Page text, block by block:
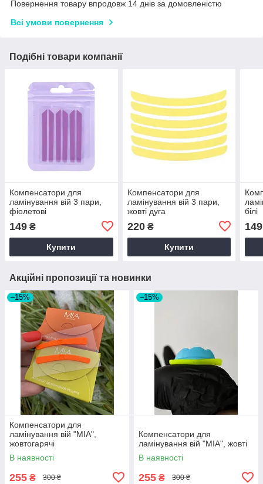
Повернення товару впродовж 14 днів за домовленістю
Всі умови повернення
Подібні товари компанії
Компенсатори для
ламінування вій 3 пари,
фіолетові
149 ₴
Купити
Компенсатори для
ламінування вій 3 пари,
жовті дуга
220₴
Купити
білі
149
Акційні пропозиції та новинки
–15%
Компенсатори для
ламінування вій "MIA",
жовтогарячі
В наявності
255 ₴ 300 ₴
–15%
Компенсатори для
ламінування вій "MIA", жовті
В наявності
255 ₴ 300 ₴